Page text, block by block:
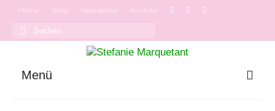
Home Shop Newsletter Kontakt
Suchen
Menü